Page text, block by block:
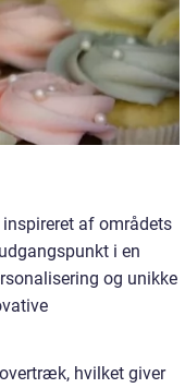
af områdets
i en
og unikke
hvilket giver